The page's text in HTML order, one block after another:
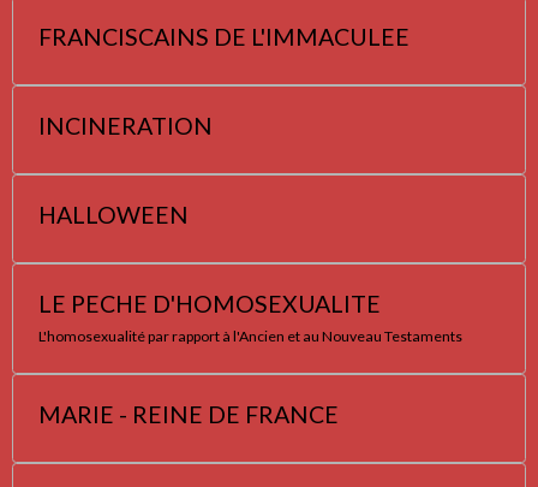
FRANCISCAINS DE L'IMMACULEE
INCINERATION
HALLOWEEN
LE PECHE D'HOMOSEXUALITE
L'homosexualité par rapport à l'Ancien et au Nouveau Testaments
MARIE - REINE DE FRANCE